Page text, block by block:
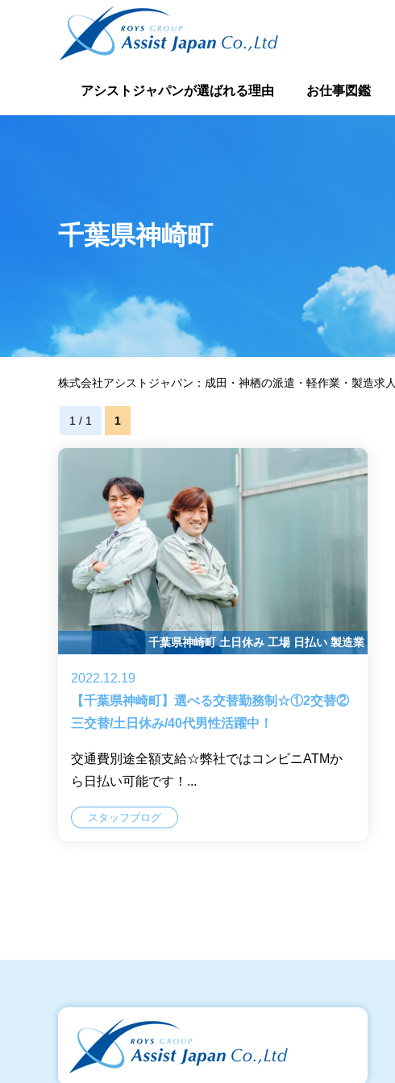
アシストジャパンが選ばれる理由 お仕事図鑑
千葉県神崎町
株式会社アシストジャパン：成田・神栖の派遣・軽作業・製造求人
1 / 1 1
千葉県神崎町 土日休み 工場 日払い 製造業
2022.12.19
【千葉県神崎町】選べる交替勤務制☆①2交替②
三交替/土日休み/40代男性活躍中！
交通費別途全額支給☆弊社ではコンビニATMか
ら日払い可能です！...
スタッフブログ